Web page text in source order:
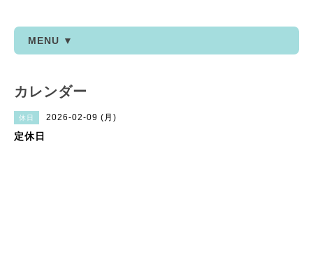
MENU ▼
カレンダー
休日 2026-02-09 (月)
定休日